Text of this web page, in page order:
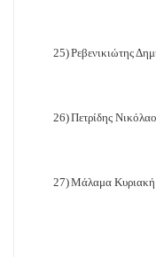
25)Ρεβενικιώτης
26)Πετρίδης
27)Μάλαμα Κυριακή